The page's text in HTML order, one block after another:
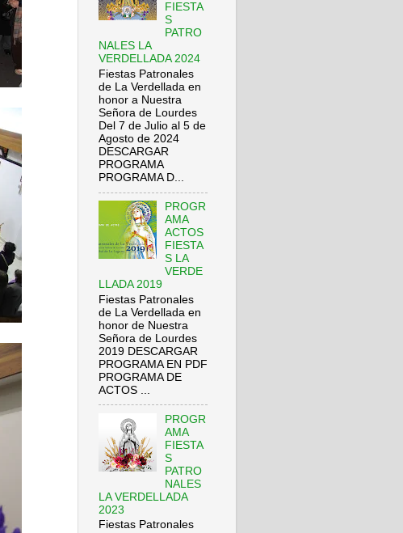
FIESTA
S
PATRO
NALES LA
VERDELLADA 2024
Fiestas Patronales
de La Verdellada en
honor a Nuestra
Señora de Lourdes
Del 7 de Julio al 5 de
Agosto de 2024
DESCARGAR
PROGRAMA
PROGRAMA D...
PROGR
AMA
ACTOS
FIESTA
S LA
VERDE
LLADA 2019
Fiestas Patronales
de La Verdellada en
honor de Nuestra
Señora de Lourdes
2019 DESCARGAR
PROGRAMA EN PDF
PROGRAMA DE
ACTOS ...
PROGR
AMA
FIESTA
S
PATRO
NALES
LA VERDELLADA
2023
Fiestas Patronales